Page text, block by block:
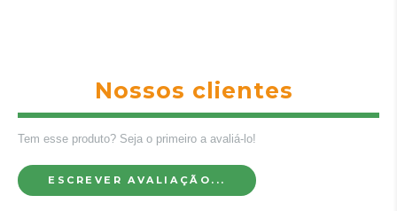
Nossos clientes
Tem esse produto? Seja o primeiro a avaliá-lo!
ESCREVER AVALIAÇÃO...